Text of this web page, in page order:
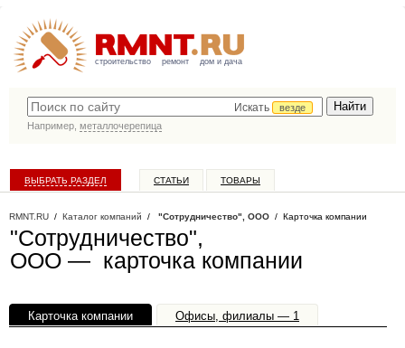
строительство ремонт дом и дача
Искать
везде
Например, металлочерепица
ВЫБРАТЬ РАЗДЕЛ СТАТЬИ ТОВАРЫ
RMNT.RU / Каталог компаний / "Сотрудничество", ООО / Карточка компании
"Сотрудничество",
ООО — карточка компании
Карточка компании Офисы, филиалы — 1